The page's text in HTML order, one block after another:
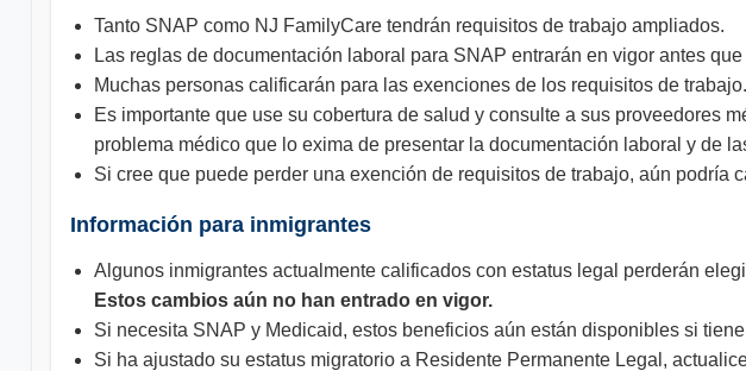
Tanto SNAP como NJ FamilyCare tendrán requisitos de trabajo ampliados.
Las reglas de documentación laboral para SNAP entrarán en vigor antes
Muchas personas calificarán para las exenciones de los requisitos de trabajo.
Es importante que use su cobertura de salud y consulte a sus proveedores
problema médico que lo exima de presentar la documentación laboral y de
Si cree que puede perder una exención de requisitos de trabajo, aún podría
Información para inmigrantes
Algunos inmigrantes actualmente calificados con estatus legal perderán
Estos cambios aún no han entrado en vigor.
Si necesita SNAP y Medicaid, estos beneficios aún están disponibles si
Si ha ajustado su estatus migratorio a Residente Permanente Legal,